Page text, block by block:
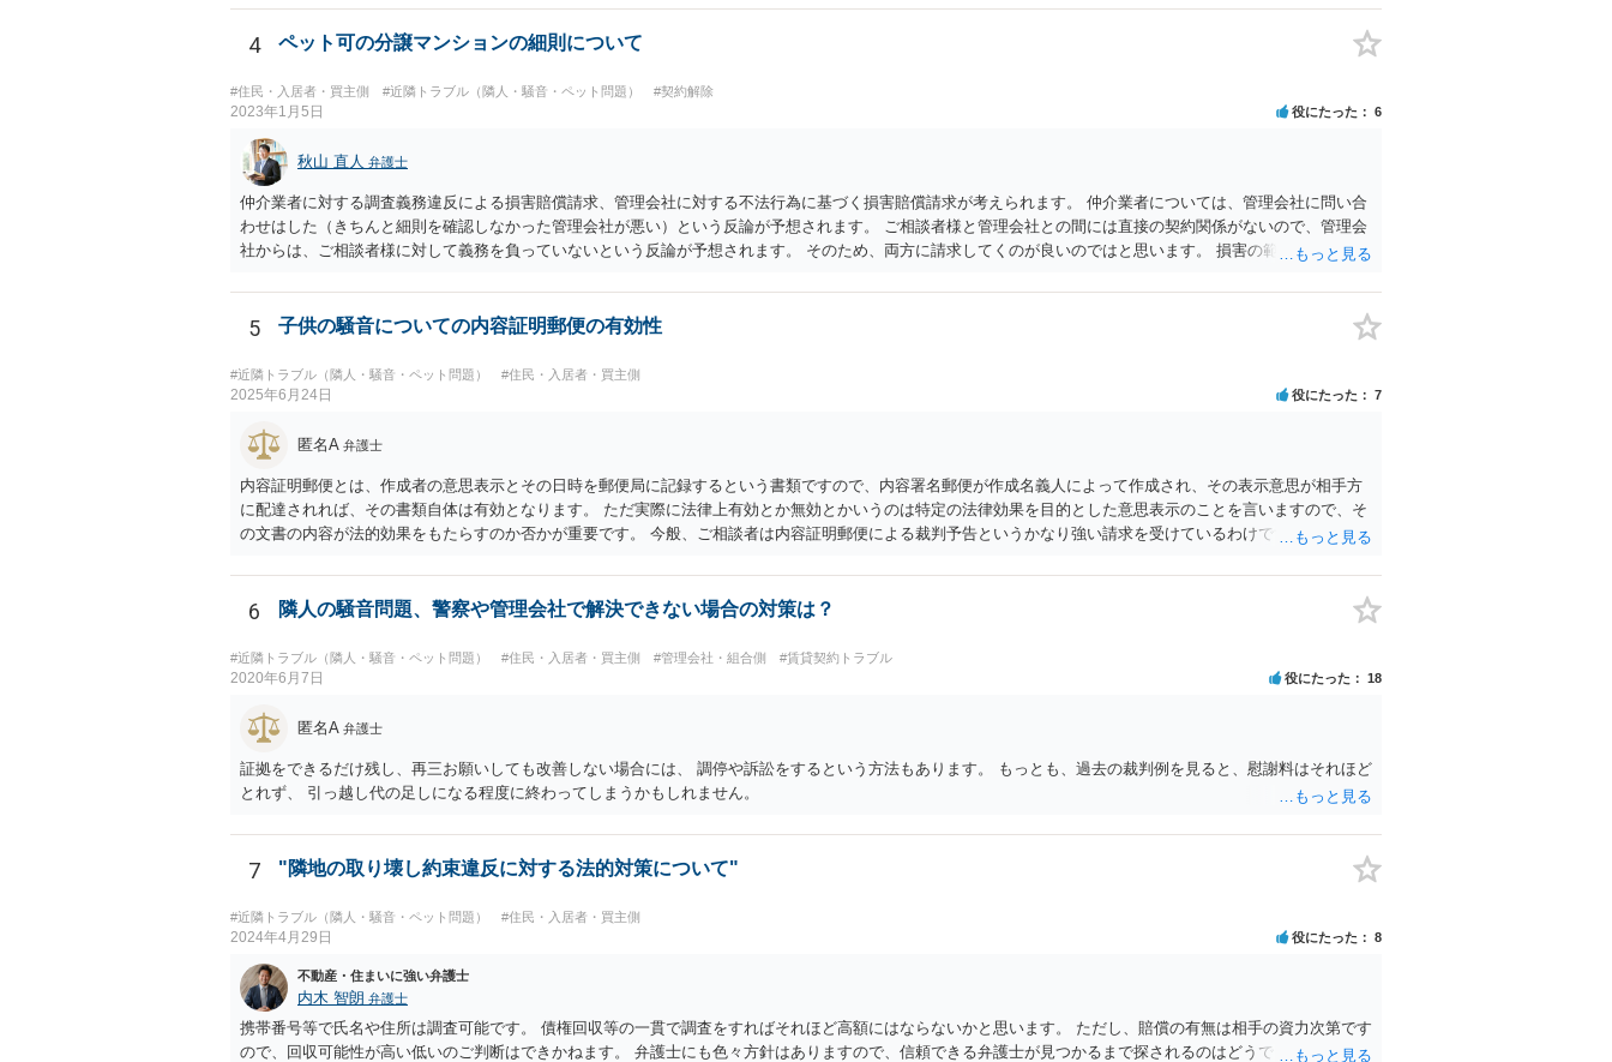
4 ペット可の分譲マンションの細則について
#住民・入居者・買主側 #近隣トラブル（隣人・騒音・ペット問題） #契約解除
2023年1月5日 役にたった 6
秋山 直人 弁護士
仲介業者に対する調査義務違反による損害賠償請求、管理会社に対する不法行為に基づく損害賠償請求が考えられます。 仲介業者については、管理会社に問い合
わせはした（きちんと細則を確認しなかった管理会社が悪い）という反論が予想されます。 ご相談者様と管理会社との間には直接の契約関係がないので、管理会
社からは、ご相談者様に対して義務を負っていないという反論が予想されます。 そのため、両方に請求してくのが良いのではと思います。 損害の範囲はなかなか
た、きちんと説明を受けていればそもそも売買契約をしなかったとして、仲介手数料や登記費用も損害であるとして賠償請求することが考えられます。
5 子供の騒音についての内容証明郵便の有効性
#近隣トラブル（隣人・騒音・ペット問題） #住民・入居者・買主側
2025年6月24日 役にたった 7
匿名A 弁護士
内容証明郵便とは、作成者の意思表示とその日時を郵便局に記録するという書類ですので、内容署名郵便が作成名義人によって作成され、その表示意思が相手方
に配達されれば、その書類自体は有効となります。 ただ実際に法律上有効とか無効とかいうのは特定の法律効果を目的とした意思表示のことを言いますので、そ
の文書の内容が法的効果をもたらすのか否かが重要です。 今般、ご相談者は内容証明郵便による裁判予告というかなり強い請求を受けているわけですが、請求者
考えられるので、こちらから警察に対応をお願いする以外には、こちらの方から簡易裁判所に調停申し立てをするという方法もあります。 ちなみに、行政書士が
報酬を得る目的で今回のような内容証明郵便の作成をすれば、非弁行為（弁護士法違反）とされる可能性がありますので、本人がたまたまその行政書士である場
面を出すことはおよそありえないと思われます。 つまり、妄想に近い推測ですが、その行政書士がその本人または隣のアパートの所有者で、賃借人（５０代男
性）からの要請が激しいので、その対応としての内容証明郵便であるとの可能性を考えるところですが、それは、その行政書士の事務所に実際に電話し、内容証
6 隣人の騒音問題、警察や管理会社で解決できない場合の対策は？
#近隣トラブル（隣人・騒音・ペット問題） #住民・入居者・買主側 #管理会社・組合側 #賃貸契約トラブル
2020年6月7日 役にたった 18
匿名A 弁護士
証拠をできるだけ残し、再三お願いしても改善しない場合には、 調停や訴訟をするという方法もあります。 もっとも、過去の裁判例を見ると、慰謝料はそれほど
とれず、 引っ越し代の足しになる程度に終わってしまうかもしれません。
7 "隣地の取り壊し約束違反に対する法的対策について"
#近隣トラブル（隣人・騒音・ペット問題） #住民・入居者・買主側
2024年4月29日 役にたった 8
不動産・住まいに強い弁護士
内木 智朗 弁護士
携帯番号等で氏名や住所は調査可能です。 債権回収等の一貫で調査をすればそれほど高額にはならないかと思います。 ただし、賠償の有無は相手の資力次第です
ので、回収可能性が高い低いのご判断はできかねます。 弁護士にも色々方針はありますので、信頼できる弁護士が見つかるまで探されるのはどうでしょうか。